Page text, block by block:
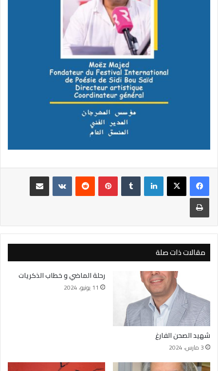
لينكدإن بينتيريست
مشاركة عبر البريد
طباعة
مقالات ذات صلة
شهيد الصحن الفارغ
3 مارس، 2024
رحلة الماضي و خطاب الذكريات
11 يونيو، 2024